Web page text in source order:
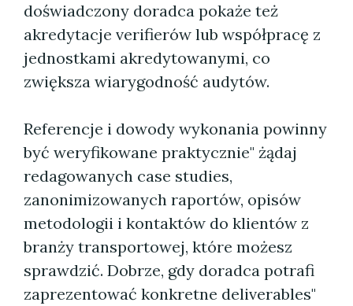
doświadczony doradca pokaże też
akredytacje verifierów lub współpracę z
jednostkami akredytowanymi, co
zwiększa wiarygodność audytów.
Referencje i dowody wykonania powinny
być weryfikowane praktycznie" żądaj
redagowanych case studies,
zanonimizowanych raportów, opisów
metodologii i kontaktów do klientów z
branży transportowej, które możesz
sprawdzić. Dobrze, gdy doradca potrafi
zaprezentować konkretne deliverables"